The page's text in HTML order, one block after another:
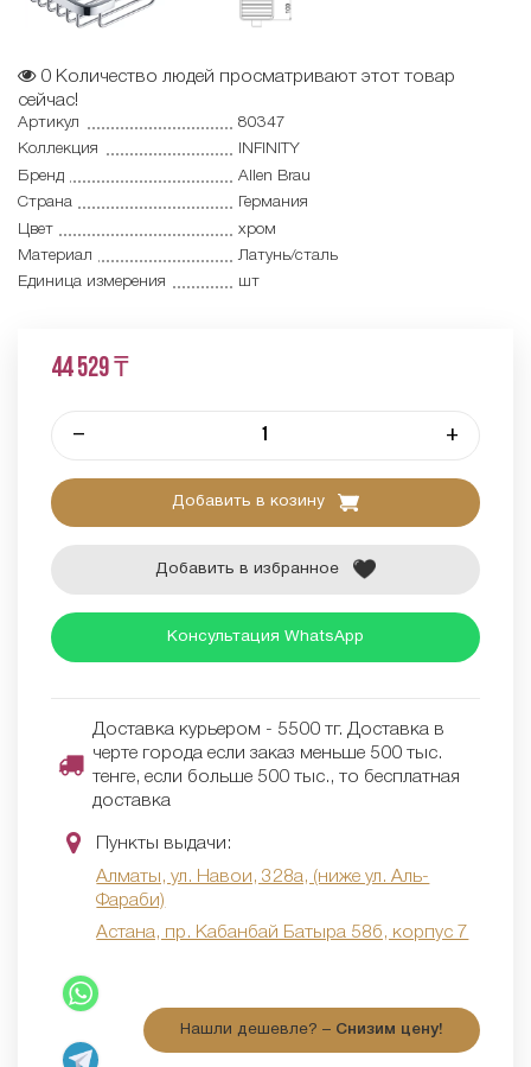
0 Количество людей просматривают этот товар
сейчас!
Артикул
80347
Коллекция
INFINITY
Бренд
Allen Brau
Страна
Германия
Цвет
хром
Материал
Латунь/сталь
Единица измерения
шт
44 529 ₸
– +
Добавить в козину
Добавить в избранное
Консультация WhatsApp
Доставка курьером - 5500 тг. Доставка в
черте города если заказ меньше 500 тыс.
тенге, если больше 500 тыс., то бесплатная
доставка
Пункты выдачи:
Алматы, ул. Навои, 328а, (ниже ул. Аль-
Фараби)
Астана, пр. Кабанбай Батыра 58б, корпус 7
Нашли дешевле? – Снизим цену!